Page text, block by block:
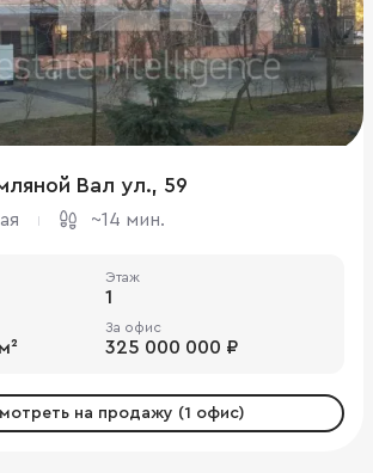
Вал ул., 59
~14 мин.
Этаж
1
За офис
325 000 000 ₽
на продажу (1 офис)